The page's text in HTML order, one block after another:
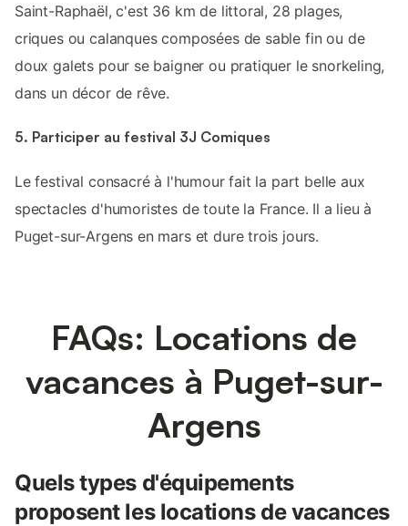
Saint-Raphaël, c'est 36 km de littoral, 28 plages,
criques ou calanques composées de sable fin ou de
doux galets pour se baigner ou pratiquer le snorkeling,
dans un décor de rêve.
5. Participer au festival 3J Comiques
Le festival consacré à l'humour fait la part belle aux
spectacles d'humoristes de toute la France. Il a lieu à
Puget-sur-Argens en mars et dure trois jours.
FAQs: Locations de
vacances à Puget-sur-
Argens
Quels types d'équipements
proposent les locations de vacances